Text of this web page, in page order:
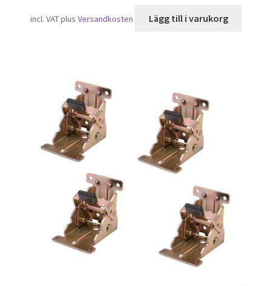
incl. VATplus Versandkosten Lägg till i varukorg